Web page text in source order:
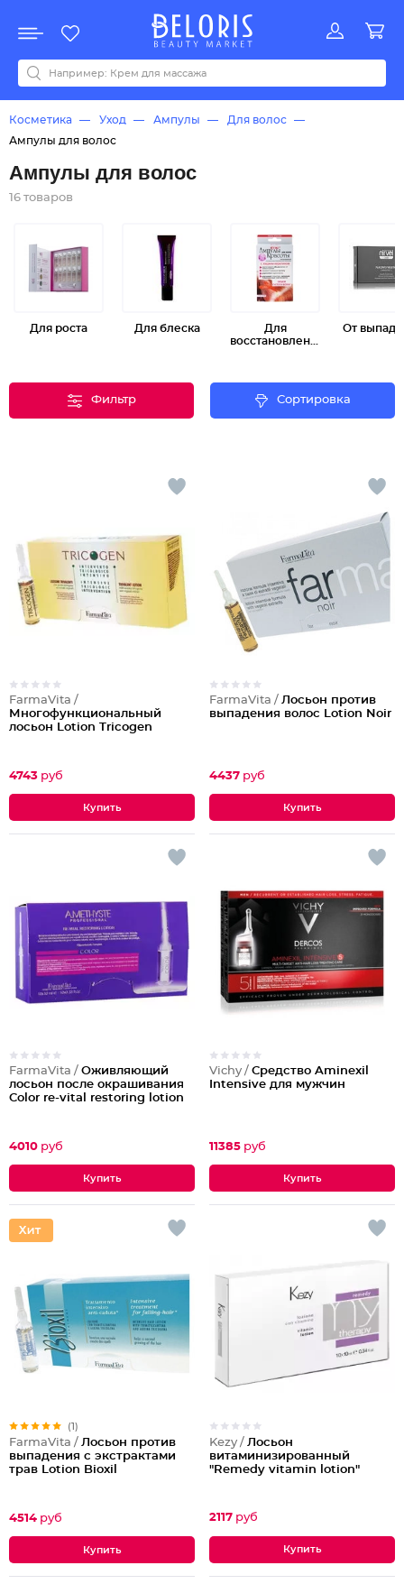
Акции
Все бренды
0-9ABCDEFGHIJKLMNOPQRSTUVWYZАБВДЗИМОКЛНПРСТУФ
Косметика Уход Ампулы
Для волос
Ампулы для волос
Ампулы для волос
16 товаров
Для роста Для блеска
Для
От
Фильтр Сортировка
FarmaVita /
Многофункциональный
лосьон Lotion Tricogen
4743 руб
FarmaVita / Лосьон против
выпадения волос Lotion Noir
4437 руб
FarmaVita / Оживляющий
лосьон после окрашивания
Color re-vital restoring lotion
4010 руб
Vichy / Средство Aminexil
Intensive для мужчин
11385 руб
(1)
FarmaVita / Лосьон против
выпадения с экстрактами
трав Lotion Bioxil
4514 руб
Kezy / Лосьон
витаминизированный
"Remedy vitamin lotion"
2117 руб